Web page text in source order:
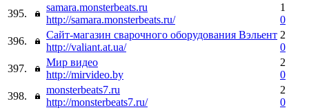
395.
samara.monsterbeats.ru
http://samara.monsterbeats.ru/
1
0
396.
Сайт-магазин сварочного оборудования Вэльент
http://valiant.at.ua/
2
0
397.
Мир видео
http://mirvideo.by
2
0
398.
monsterbeats7.ru
http://monsterbeats7.ru/
2
0